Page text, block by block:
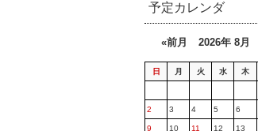
予定カレンダ
«前月 2026年 8月
日 月 火 水 木
2 3 4 5 6
9 10 11 12 13